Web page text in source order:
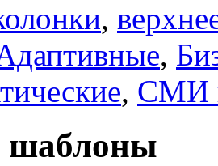
,
,
, СМИ
шаблоны